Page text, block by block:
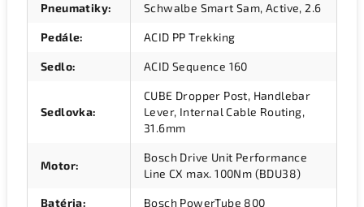
Pneumatiky: Schwalbe Smart Sam, Active, 2.6
Pedále: ACID PP Trekking
Sedlo: ACID Sequence 160
Sedlovka:
CUBE Dropper Post, Handlebar
Lever, Internal Cable Routing,
31.6mm
Motor:
Bosch Drive Unit Performance
Line CX max. 100Nm (BDU38)
Batéria: Bosch PowerTube 800